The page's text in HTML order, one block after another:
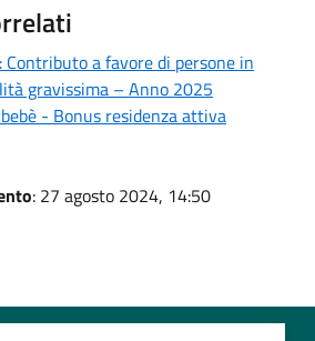
Contributo a favore di persone in
gravissima – Anno 2025
- Bonus residenza attiva
: 27 agosto 2024, 14:50